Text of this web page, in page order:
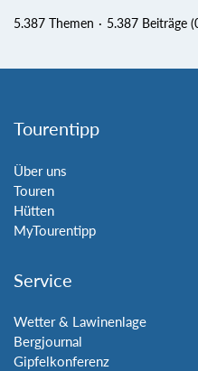
5.387 Themen 5.387 Beiträge
Tourentipp
Über uns
Touren
Hütten
MyTourentipp
Service
Wetter & Lawinenlage
Bergjournal
Gipfelkonferenz